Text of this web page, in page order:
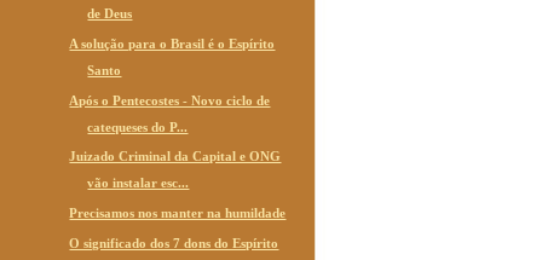
de Deus
A solução para o Brasil é o Espírito
Santo
Após o Pentecostes - Novo ciclo de
catequeses do P...
Juizado Criminal da Capital e ONG
vão instalar esc...
Precisamos nos manter na humildade
O significado dos 7 dons do Espírito